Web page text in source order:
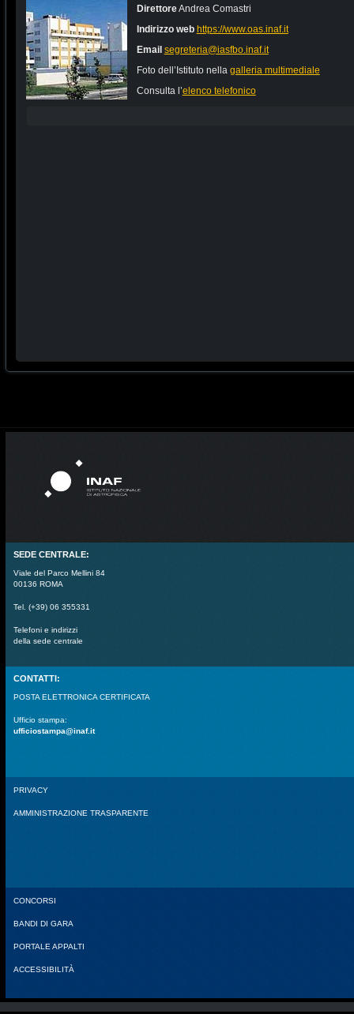
DirettoreAndrea Comastri
Indirizzo web https://www.oas.inaf.it
Email segreteria@iasfbo.inaf.it
Foto dell’Istituto nella galleria multimediale
Consulta l’elenco telefonico
SEDE CENTRALE:
Viale del Parco Mellini 84
00136 ROMA
Tel. (+39) 06 355331
Telefoni e indirizzi
della sede centrale
CONTATTI:
POSTA ELETTRONICA CERTIFICATA
Ufficio stampa:
ufficiostampa@inaf.it
PRIVACY
AMMINISTRAZIONE TRASPARENTE
CONCORSI
BANDI DI GARA
PORTALE APPALTI
ACCESSIBILITÀ